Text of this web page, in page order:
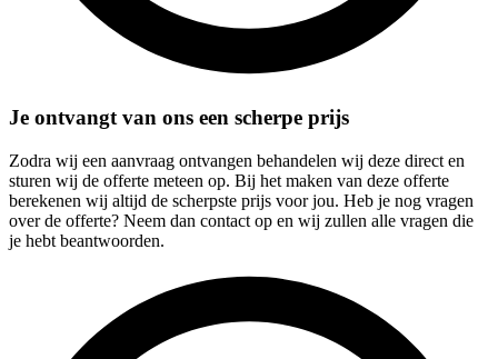
Je ontvangt van ons een scherpe prijs
Zodra wij een aanvraag ontvangen behandelen wij deze direct en
sturen wij de offerte meteen op. Bij het maken van deze offerte
berekenen wij altijd de scherpste prijs voor jou. Heb je nog vragen
over de offerte? Neem dan contact op en wij zullen alle vragen die
je hebt beantwoorden.